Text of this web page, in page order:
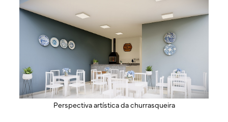
Perspectiva artística da churrasqueira